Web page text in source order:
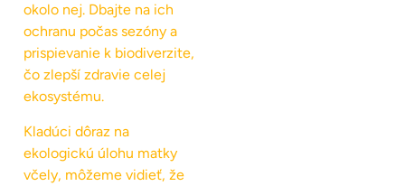
okolo nej. Dbajte na ich
ochranu počas sezóny a
prispievanie k biodiverzite,
čo zlepší zdravie celej
ekosystému.
Kladúci dôraz na
ekologickú úlohu matky
včely, môžeme vidieť, že